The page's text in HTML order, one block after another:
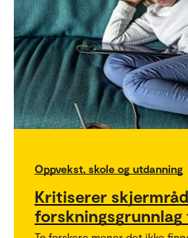
Oppvekst, skole og utdanning
Kritiserer